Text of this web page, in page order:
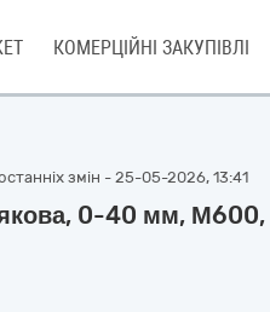
КОМЕРЦІЙНІ ЗАКУПІВЛІ
змін - 25-05-2026, 13:41
0-40 мм, М600,